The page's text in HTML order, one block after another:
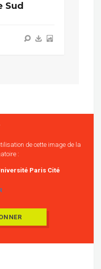
Sud
de cette image de la
:
Paris Cité